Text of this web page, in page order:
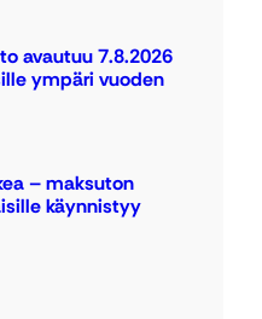
avautuu 7.8.2026
ympäri vuoden
– maksuton
käynnistyy